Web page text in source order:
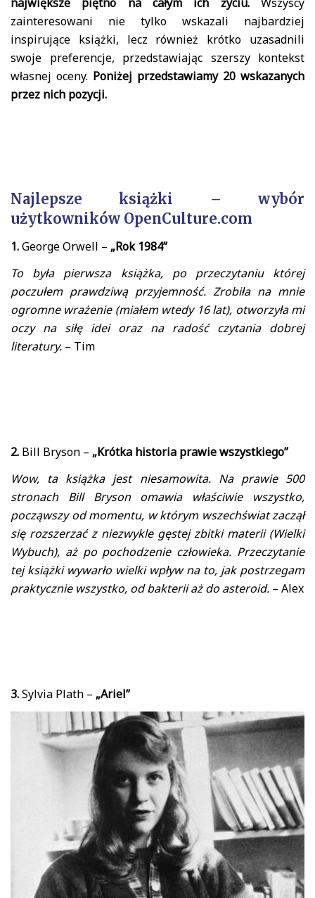
zainteresowani nie tylko wskazali najbardziej
inspirujące książki, lecz również krótko uzasadnili
swoje preferencje, przedstawiając szerszy kontekst
własnej oceny. Poniżej przedstawiamy 20 wskazanych
przez nich pozycji.
Najlepsze książki – wybór
użytkowników OpenCulture.com
1.George Orwell – „Rok 1984”
To była pierwsza książka, po przeczytaniu której
poczułem prawdziwą przyjemność. Zrobiła na mnie
ogromne wrażenie (miałem wtedy 16 lat), otworzyła mi
oczy na siłę idei oraz na radość czytania dobrej
literatury. – Tim
2. Bill Bryson – „Krótka historia prawie wszystkiego”
Wow, ta książka jest niesamowita. Na prawie 500
stronach Bill Bryson omawia właściwie wszystko,
począwszy od momentu, w którym wszechświat zaczął
się rozszerzać z niezwykle gęstej zbitki materii (Wielki
Wybuch), aż po pochodzenie człowieka. Przeczytanie
tej książki wywarło wielki wpływ na to, jak postrzegam
praktycznie wszystko, od bakterii aż do asteroid. – Alex
3.Sylvia Plath – „Ariel”